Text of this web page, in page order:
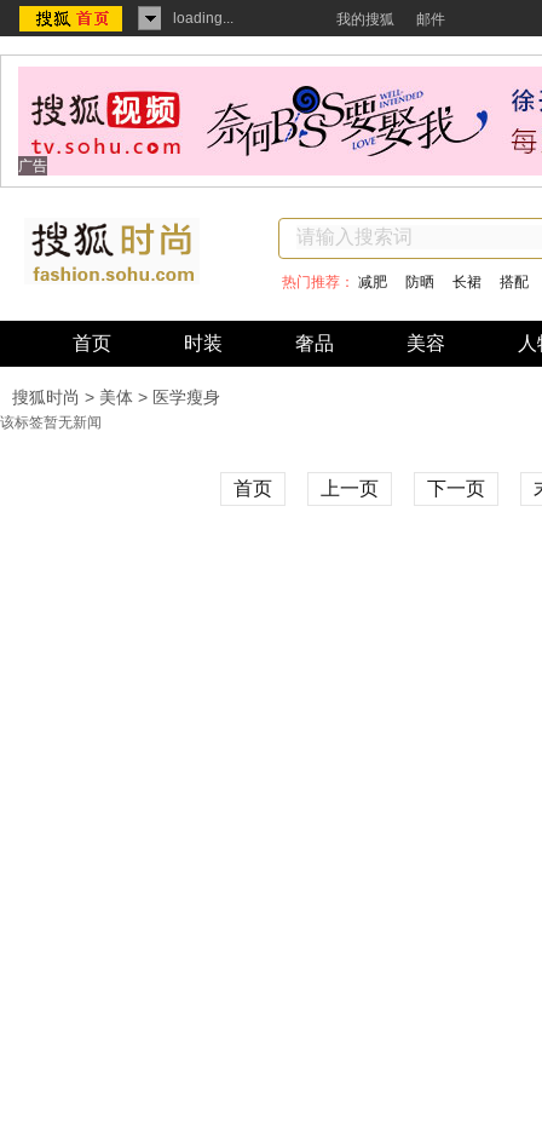
loading... 我的搜狐 邮件
广告
热门推荐： 减肥 防晒 长裙 搭配
首页 时装 奢品 美容
搜狐时尚 > 美体 > 医学瘦身
该标签暂无新闻
首页 上一页 下一页